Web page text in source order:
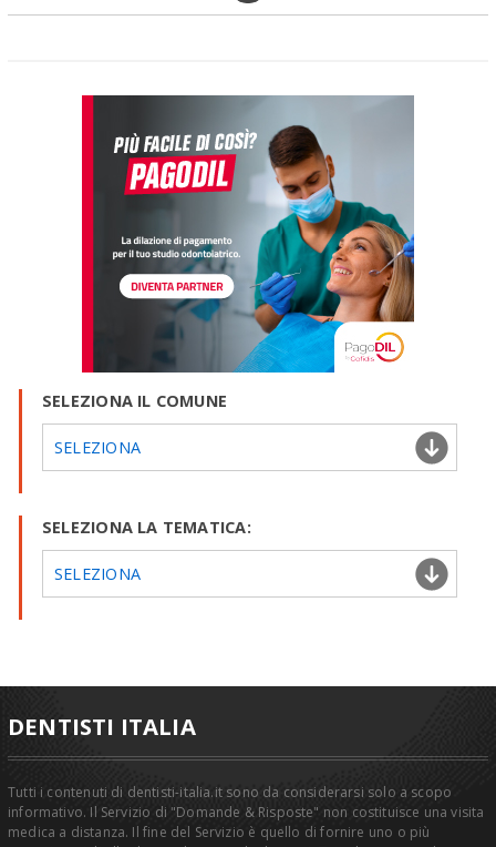
SELEZIONA IL COMUNE
SELEZIONA
SELEZIONA LA TEMATICA:
SELEZIONA
DENTISTI ITALIA
Tutti i contenuti di dentisti-italia.it sono da considerarsi solo a scopo
informativo. Il Servizio di "Domande & Risposte" non costituisce una visita
medica a distanza. Il fine del Servizio è quello di fornire uno o più